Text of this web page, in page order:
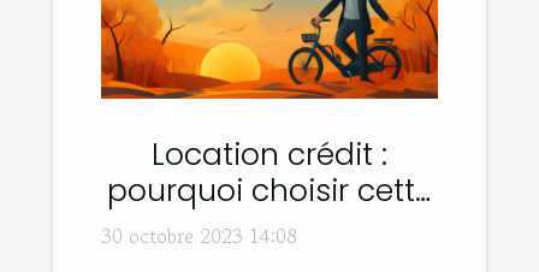
Location crédit :
pourquoi choisir cette
option ?
30 octobre 2023 14:08